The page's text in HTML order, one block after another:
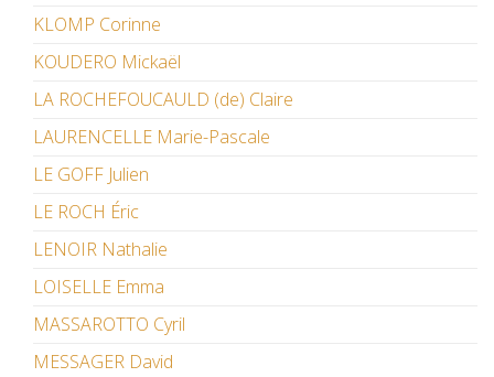
KLOMP Corinne
KOUDERO Mickaël
LA ROCHEFOUCAULD (de) Claire
LAURENCELLE Marie-Pascale
LE GOFF Julien
LE ROCH Éric
LENOIR Nathalie
LOISELLE Emma
MASSAROTTO Cyril
MESSAGER David